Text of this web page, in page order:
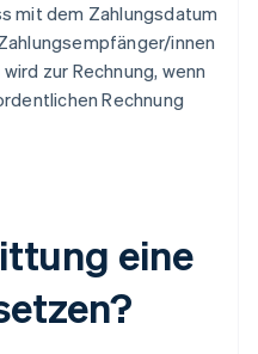
mit dem Zahlungsdatum
innen
zur Rechnung, wenn
Rechnung
eine